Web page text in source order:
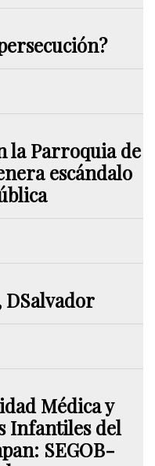
la Parroquia de
escándalo
Médica y
Infantiles del
SEGOB-